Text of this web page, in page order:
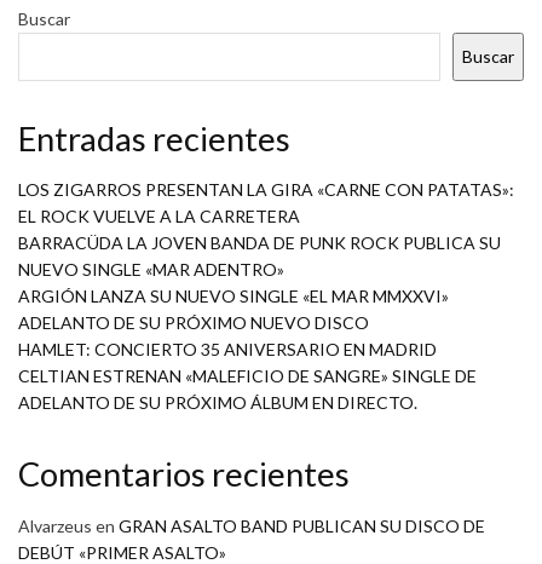
Buscar
Buscar
Entradas recientes
LOS ZIGARROS PRESENTAN LA GIRA «CARNE CON PATATAS»:
EL ROCK VUELVE A LA CARRETERA
BARRACÜDA LA JOVEN BANDA DE PUNK ROCK PUBLICA SU
NUEVO SINGLE «MAR ADENTRO»
ARGIÓN LANZA SU NUEVO SINGLE «EL MAR MMXXVI»
ADELANTO DE SU PRÓXIMO NUEVO DISCO
HAMLET: CONCIERTO 35 ANIVERSARIO EN MADRID
CELTIAN ESTRENAN «MALEFICIO DE SANGRE» SINGLE DE
ADELANTO DE SU PRÓXIMO ÁLBUM EN DIRECTO.
Comentarios recientes
Alvarzeus en GRAN ASALTO BAND PUBLICAN SU DISCO DE
DEBÚT «PRIMER ASALTO»